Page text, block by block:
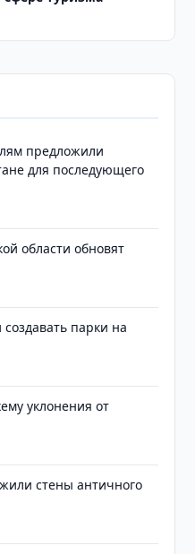
предложили
для последующего
области обновят
парки на
уклонения от
стены античного